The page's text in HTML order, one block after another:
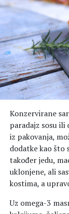
Konzervirane
paradajz sosu
iz pakovanja,
dodatke kao što
također jedu,
uklonjene, ali
kostima, a
Uz omega-3